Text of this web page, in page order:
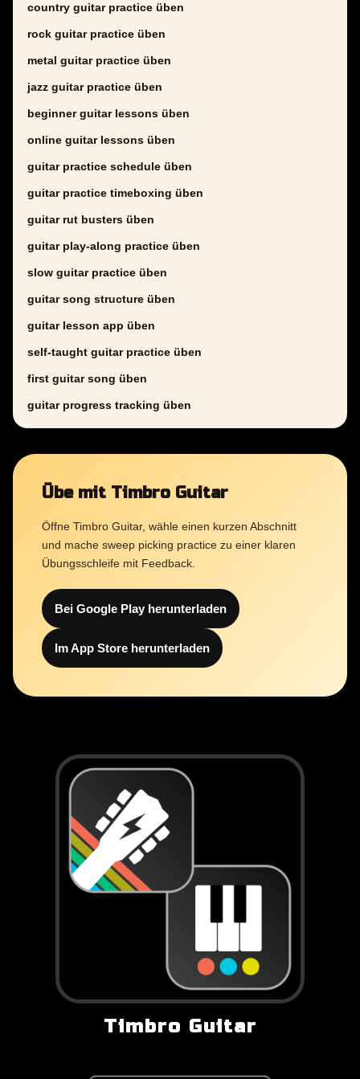
country guitar practice üben
rock guitar practice üben
metal guitar practice üben
jazz guitar practice üben
beginner guitar lessons üben
online guitar lessons üben
guitar practice schedule üben
guitar practice timeboxing üben
guitar rut busters üben
guitar play-along practice üben
slow guitar practice üben
guitar song structure üben
guitar lesson app üben
self-taught guitar practice üben
first guitar song üben
guitar progress tracking üben
Übe mit Timbro Guitar
Öffne Timbro Guitar, wähle einen kurzen Abschnitt
und mache sweep picking practice zu einer klaren
Übungsschleife mit Feedback.
Bei Google Play herunterladen
Im App Store herunterladen
Timbro Guitar